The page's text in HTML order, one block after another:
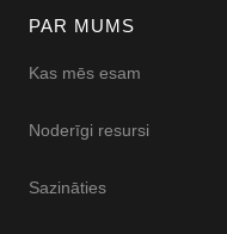
PAR MUMS
Kas mēs esam
Noderīgi resursi
Sazināties